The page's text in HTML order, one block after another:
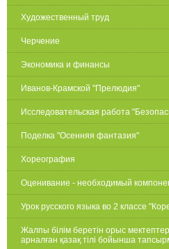
Художественный труд
Черчение
Экономика и финансы
Иванов-Крамской "Прелюдия"
Исследовательская работа
Поделка "Осенняя фантазия"
Хореография
Оценивание - необходимый
Урок русского языка во 2 классе
Жалпы білім беретін орыс
арналған қазақ тілі бойынша